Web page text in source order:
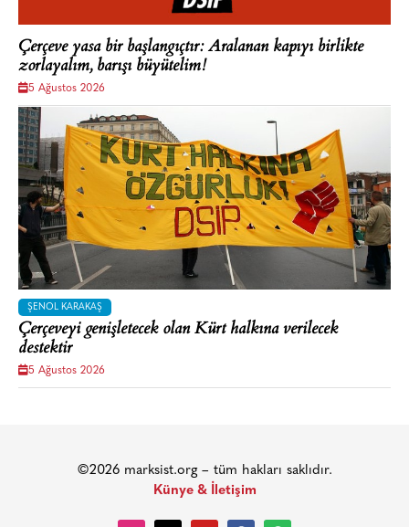
Çerçeve yasa bir başlangıçtır: Aralanan kapıyı birlikte
zorlayalım, barışı büyütelim!
5 Ağustos 2026
ŞENOL KARAKAŞ
Çerçeveyi genişletecek olan Kürt halkına verilecek
destektir
5 Ağustos 2026
©2026 marksist.org – tüm hakları saklıdır.
Künye & İletişim